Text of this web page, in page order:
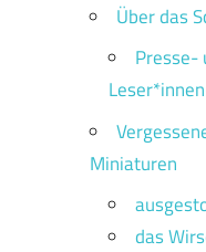
Über das
Presse-
Miniaturen
das